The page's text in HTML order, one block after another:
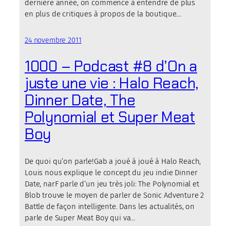
dernière année, on commence à entendre de plus
en plus de critiques à propos de la boutique…
24 novembre 2011
1000 – Podcast #8 d’On a
juste une vie : Halo Reach,
Dinner Date, The
Polynomial et Super Meat
Boy
De quoi qu’on parle!Gab a joué à joué à Halo Reach,
Louis nous explique le concept du jeu indie Dinner
Date, narF parle d’un jeu très joli: The Polynomial et
Blob trouve le moyen de parler de Sonic Adventure 2
Battle de façon intelligente. Dans les actualités, on
parle de Super Meat Boy qui va…